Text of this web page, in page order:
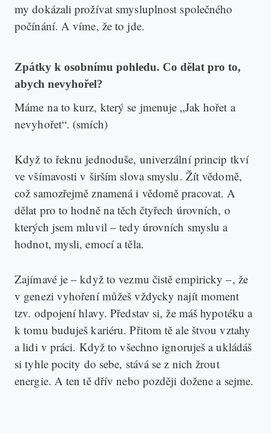
my dokázali prožívat smysluplnost společného
počínání. A víme, že to jde.
Zpátky k osobnímu pohledu. Co dělat pro to,
abych nevyhořel?
Máme na to kurz, který se jmenuje „Jak hořet a
nevyhořet“. (smích)
Když to řeknu jednoduše, univerzální princip tkví
ve všímavosti v širším slova smyslu. Žít vědomě,
což samozřejmě znamená i vědomě pracovat. A
dělat pro to hodně na těch čtyřech úrovních, o
kterých jsem mluvil – tedy úrovních smyslu a
hodnot, mysli, emocí a těla.
Zajímavé je – když to vezmu čistě empiricky –, že
v genezi vyhoření můžeš vždycky najít moment
tzv. odpojení hlavy. Představ si, že máš hypotéku a
k tomu buduješ kariéru. Přitom tě ale štvou vztahy
a lidi v práci. Když to všechno ignoruješ a ukládáš
si tyhle pocity do sebe, stává se z nich žrout
energie. A ten tě dřív nebo později dožene a sejme.